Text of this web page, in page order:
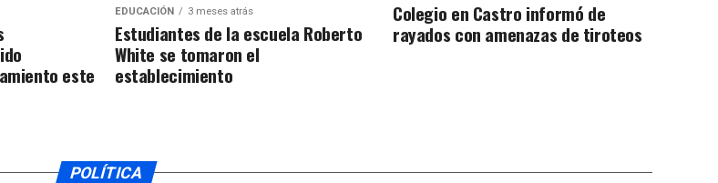
este
EDUCACIÓN 3 meses atrás
Estudiantes de la escuela Roberto
White se tomaron el
establecimiento
Colegio en Castro informó de
rayados con amenazas de tiroteos
POLÍTICA